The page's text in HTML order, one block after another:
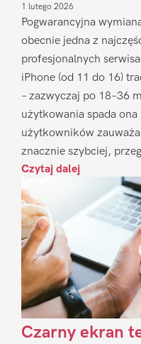
1 lutego 2026
Pogwarancyjna
obecnie jedna z
profesjonalnych
iPhone (od 11 do 16)
– zazwyczaj po 18–36
użytkowania spada
użytkowników
znacznie szybciej,
Czytaj dalej
Czarny ekran